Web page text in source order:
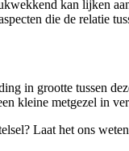
kan lijken
die de relatie
in grootte tussen
kleine metgezel in
Laat het ons